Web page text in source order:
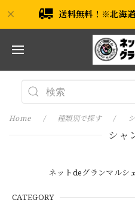
送料無料！※北海
CATEGORY
Home 種類別で探す
シャ
ネットdeグランマルシ